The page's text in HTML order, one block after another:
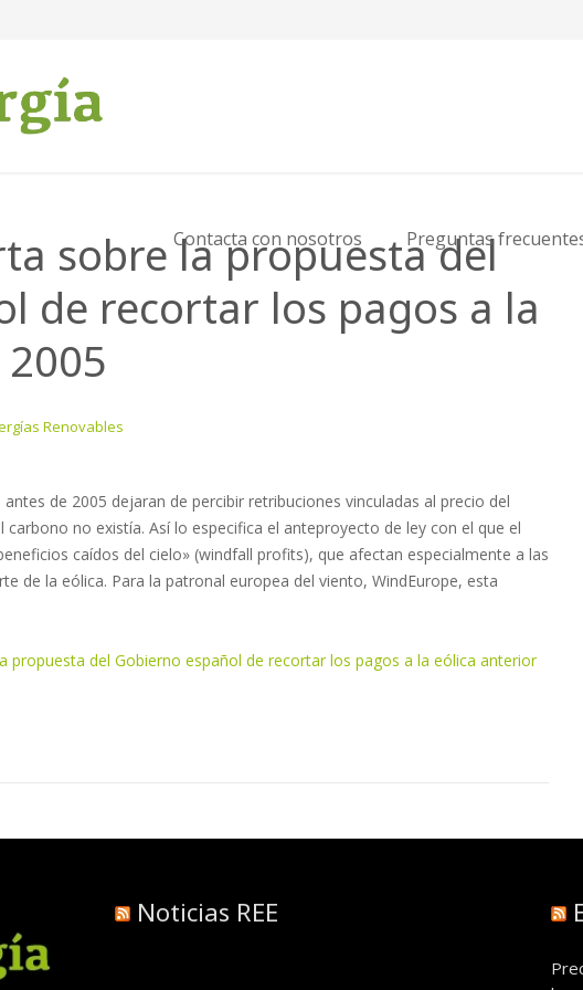
Contacta con nosotros Preguntas
sobre la propuesta del
de recortar los pagos a la
Renovables
de 2005 dejaran de percibir retribuciones vinculadas al precio del
no existía. Así lo especifica el anteproyecto de ley con el que el
caídos del cielo» (windfall profits), que afectan especialmente a las
de la eólica. Para la patronal europea del viento, WindEurope, esta
propuesta del Gobierno español de recortar los pagos a la eólica anterior
Noticias REE